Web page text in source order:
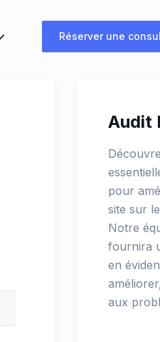
Réserver une
Audit
pour
site sur
Notre
fournira
en
aux